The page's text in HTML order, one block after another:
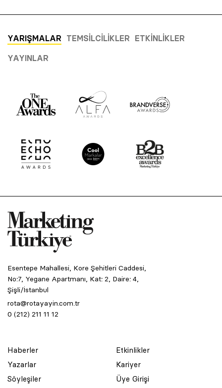
YARIŞMALAR TEMSILCILIKLER ETKINLIKLER
YAYINLAR
Esentepe Mahallesi, Kore Şehitleri Caddesi,
No:7, Yegane Apartmanı, Kat: 2, Daire: 4,
Şişli/İstanbul
rota@rotayayin.com.tr
0 (212) 211 11 12
Haberler
Yazarlar
Söyleşiler
Etkinlikler
Kariyer
Üye Girişi